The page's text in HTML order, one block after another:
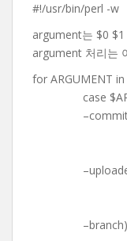
#!/usr/bin/perl -w
argument는 $0
argument 처리는
for ARGUMENT in
case
–branch)